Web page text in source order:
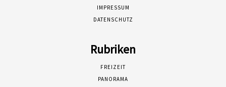
IMPRESSUM
DATENSCHUTZ
Rubriken
FREIZEIT
PANORAMA